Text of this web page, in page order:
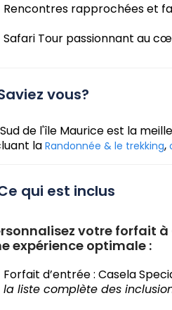
Rencontres rapprochées et
Safari Tour passionnant au
vous?
de l'île Maurice est la
la Randonnée & le trekking,
qui est inclus
votre forfait à
expérience optimale :
Forfait d’entrée : Casela
la liste complète des